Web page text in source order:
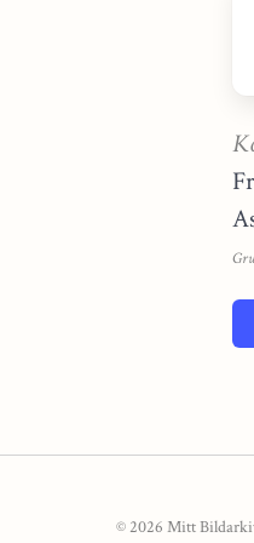
© 2026 Mitt